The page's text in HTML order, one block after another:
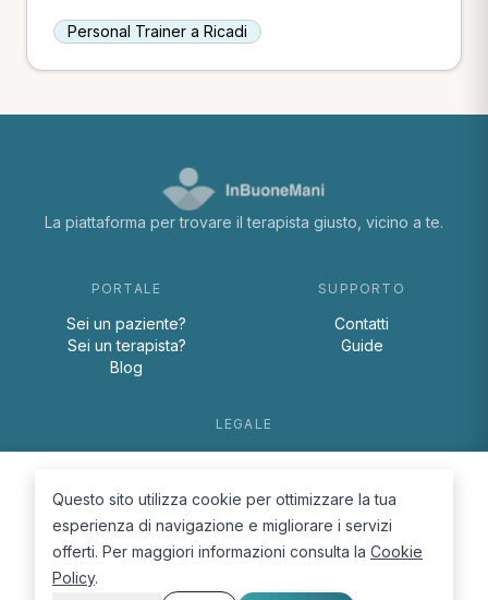
Personal Trainer a Ricadi
La piattaforma per trovare il terapista giusto, vicino a te.
PORTALE
Sei un paziente?
Sei un terapista?
Blog
SUPPORTO
Contatti
Guide
LEGALE
Cookie Policy
Questo sito utilizza cookie per ottimizzare la tua
esperienza di navigazione e migliorare i servizi
offerti. Per maggiori informazioni consulta la Cookie
Policy.